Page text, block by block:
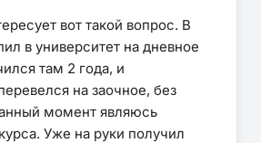
вот такой вопрос. В
в университет на дневное
там 2 года, и
на заочное, без
момент являюсь
Уже на руки получил